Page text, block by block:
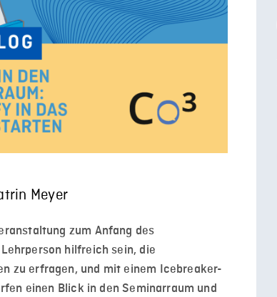
Meyer
zum Anfang des
hilfreich sein, die
zu erfragen, und mit einem Icebreaker-
einen Blick in den Seminarraum und